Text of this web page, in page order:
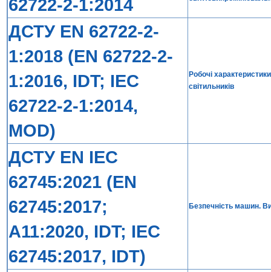
62722-2-1:2014
ДСТУ EN 62722-2-
1:2018 (EN 62722-2-
1:2016, IDT; IEC
62722-2-1:2014,
MOD)
Робочі
світильників
ДСТУ EN IEC
62745:2021 (EN
62745:2017;
A11:2020, IDT; IEC
62745:2017, IDT)
Безпечність машин.